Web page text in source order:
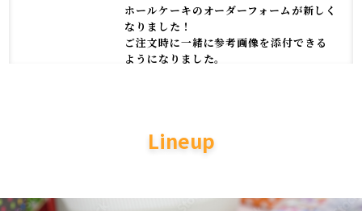
ホールケーキのオーダーフォームが新しく
なりました！
ご注文時に一緒に参考画像を添付できる
ようになりました。
【7月の営業時間のお知らせ】
Lineup